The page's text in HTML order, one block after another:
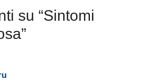
su “Sintomi